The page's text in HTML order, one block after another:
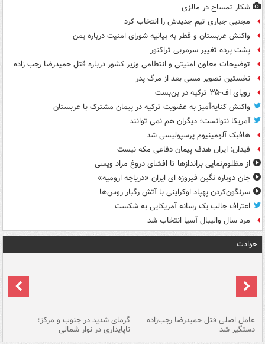
شکار تمساح در مالزی
مجتبی جباری تیم جدیدش را انتخاب کرد
واکنش عربستان و قطر به بیانیه شورای امنیت درباره یمن
پشت پرده تغییر سرمربی تراکتور
توضیحات معاون امنیتی و انتظامی وزیر کشور درباره قتل حمیدرضا رجب زاده
نخستین تصویر مسی بعد از مرگ پدر
رویای اف-۳۵ ترکیه در بن‌بست
واکنش کنایه‌آمیز به عضویت ترکیه در پیمان مشترک با عربستان
آمریکا نتوانست؛ دیگران هم نمی توانند
هافبک آلومینیوم پرسپولیسی شد
فیدان: ایران هدف پیمان دفاعی مکه نیست
از مظلوم‌نمایی براندازها تا افشای دروغ مراد ویسی
جان دوباره نگین فیروزه ای ایران «دریاچه ارومیه»
سرنگون‌کردن پهپاد اوکراینی با آتش رگبار روس‌ها
اعتراف جالب یک رسانه آمریکایی به شکست
مرد سال والیبال آسیا انتخاب شد
حوادث
عامل اصلی قتل حمیدرضا رجب‌زاده
دستگیر شد
گرمای شدید در جنوب و مرکز؛
ناپایداری در نوار شمالی